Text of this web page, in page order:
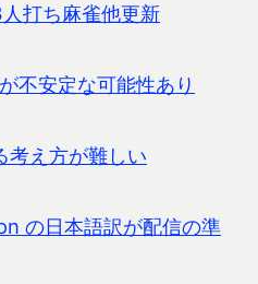
打ち麻雀他更新
不安定な可能性あり
考え方が難しい
の日本語訳が配信の準